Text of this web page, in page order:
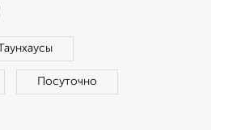
Таунхаусы
Посуточно